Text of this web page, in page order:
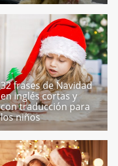
32 frases de Navidad
en inglés cortas y
con traducción para
los niños